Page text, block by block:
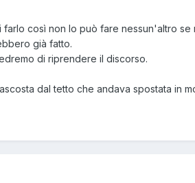
farlo così non lo può fare nessun'altro
già fatto.
di riprendere il discorso.
dal tetto che andava spostata in